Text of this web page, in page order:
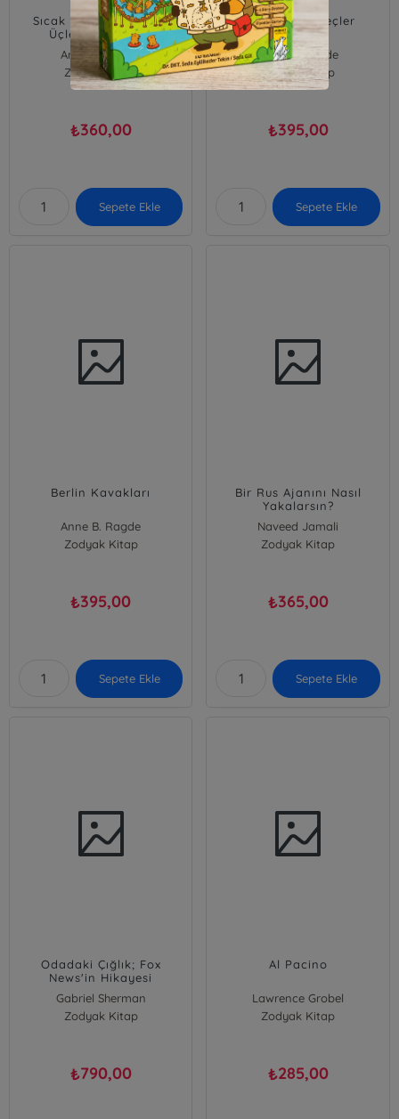
Sıcak Dalgası; Neshov
Üçlemesi 3.Kitap
Anne B. Ragde
Zodyak Kitap
₺360,00
Sepete Ekle
Münzevi Yengeçler
Anne B. Ragde
Zodyak Kitap
₺395,00
Sepete Ekle
Berlin Kavakları
Anne B. Ragde
Zodyak Kitap
₺395,00
Sepete Ekle
Bir Rus Ajanını Nasıl
Yakalarsın?
Naveed Jamali
Ellis Henican
Zodyak Kitap
₺365,00
Sepete Ekle
Odadaki Çığlık; Fox
News'in Hikayesi
Gabriel Sherman
Zodyak Kitap
₺790,00
Al Pacino
Lawrence Grobel
Zodyak Kitap
₺285,00